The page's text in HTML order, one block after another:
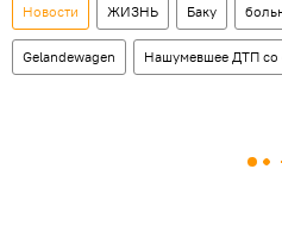
Новости ЖИЗНЬ Баку
Gelandewagen Нашумевшее ДТП со